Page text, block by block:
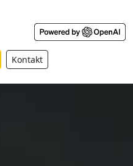
Kontakt